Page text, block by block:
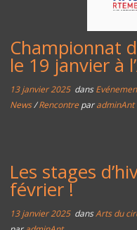
Championnat
le 19 janvier à
13 janvier 2025dans
News/Rencontre paradminAnt
Les stages
février !
13 janvier 2025dansArts du